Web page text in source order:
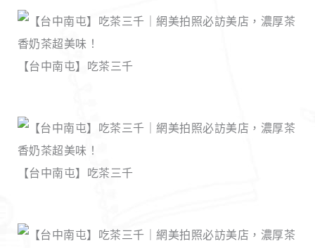
【台中南屯】吃茶三千
【台中南屯】吃茶三千